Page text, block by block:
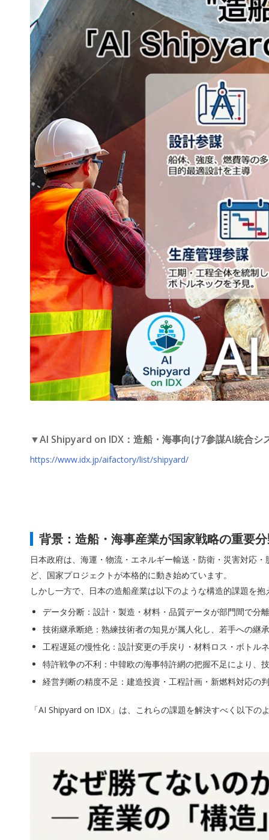
▼AI Shipyard on IDX：造船・海事向け7参謀AI統合シ
https://www.idx.jp/aifactory/list/shipyard/
背景：造船・海事産業が国家戦略の重要
日本政府は、海運・物流・エネルギー輸送・防衛・災害対応
ど、国家プロジェクトが本格的に動き始めています。
しかし一方で、日本の造船産業は以下のような構造的課題を抱
データ分断：設計・製造・材料・品質データが部門間で分
技術継承断絶：熟練技術者の知見が属人化し、若手への継
工程遅延の慢性化：設計変更の手戻り・材料ロス・ボトル
特許戦争の不利：中韓欧の海事特許網の把握不足により、
経営判断の精度不足：建造投資・工程計画・新燃料対応の
「AI Shipyard on IDX」は、これらの課題を解決すべく以下の